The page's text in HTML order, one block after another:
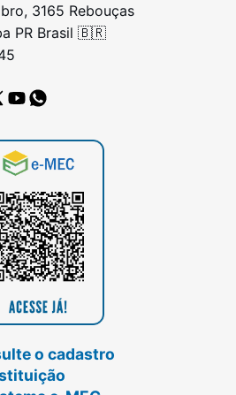
3165 Rebouças
PR Brasil 🇧🇷
o cadastro